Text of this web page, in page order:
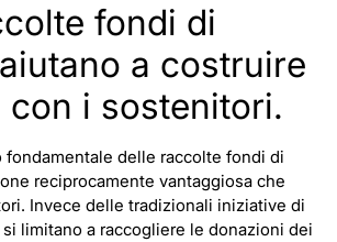
fondi di
a costruire
con i sostenitori.
fondamentale delle raccolte fondi di
reciprocamente vantaggiosa che
Invece delle tradizionali iniziative di
limitano a raccogliere le donazioni dei